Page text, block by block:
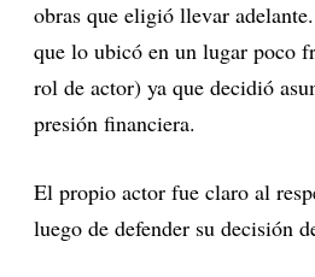
obras que eligió llevar
que lo ubicó en un lugar poco
rol de actor) ya que decidió
presión financiera.
El propio actor fue claro al
luego de defender su decisión